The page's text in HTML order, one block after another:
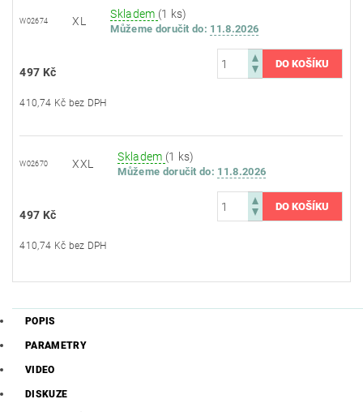
W02674 XL
Skladem (1 ks)
Můžeme doručit do: 11.8.2026
497 Kč
410,74 Kč bez DPH
W02670 XXL
Skladem (1 ks)
Můžeme doručit do: 11.8.2026
497 Kč
410,74 Kč bez DPH
POPIS
PARAMETRY
VIDEO
DISKUZE